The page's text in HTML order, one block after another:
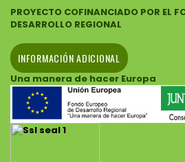
PROYECTO COFINANCIADO POR EL
DESARROLLO REGIONAL
INFORMACIÓN ADICIONAL
Una manera de hacer Europa